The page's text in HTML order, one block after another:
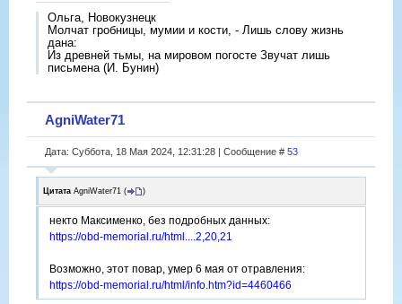
Ольга, Новокузнецк
Молчат гробницы, мумии и кости, - Лишь слову жизнь
дана:
Из древней тьмы, на мировом погосте Звучат лишь
письмена (И. Бунин)
AgniWater71
Дата: Суббота, 18 Мая 2024, 12:31:28 | Сообщение # 53
Цитата AgniWater71 ( )
некто Максименко, без подробных данных:
https://obd-memorial.ru/html....2,20,21
Возможно, этот повар, умер 6 мая от отравления:
https://obd-memorial.ru/html/info.htm?id=4460466